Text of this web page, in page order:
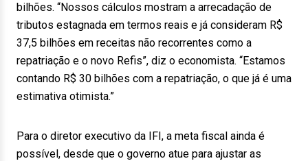
bilhões. “Nossos cálculos mostram a arrecadação de
tributos estagnada em termos reais e já consideram R$
37,5 bilhões em receitas não recorrentes como a
repatriação e o novo Refis”, diz o economista. “Estamos
contando R$ 30 bilhões com a repatriação, o que já é uma
estimativa otimista.”
Para o diretor executivo da IFI, a meta fiscal ainda é
possível, desde que o governo atue para ajustar as